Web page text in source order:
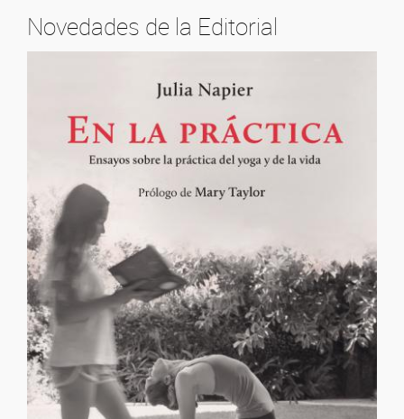
Novedades de la Editorial